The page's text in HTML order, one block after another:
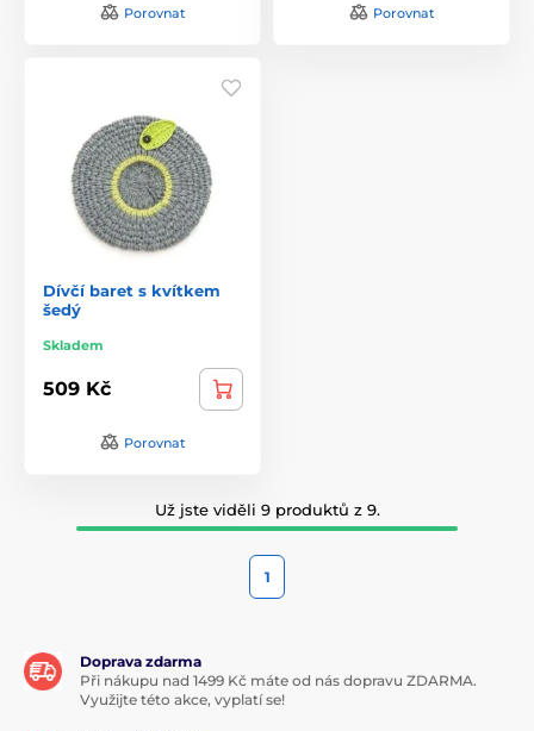
Porovnat Porovnat
Dívčí baret s kvítkem
šedý
Skladem
509 Kč
Porovnat
Už jste viděli 9 produktů z 9.
1
Doprava zdarma
Při nákupu nad 1499 Kč máte od nás dopravu ZDARMA.
Využijte této akce, vyplatí se!